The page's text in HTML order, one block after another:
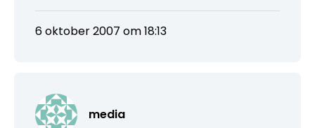
6 oktober 2007 om 18:13
media